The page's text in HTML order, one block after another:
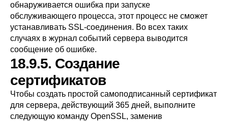
обнаруживается ошибка при запуске
обслуживающего процесса, этот процесс не сможет
устанавливать SSL-соединения. Во всех таких
случаях в журнал событий сервера выводится
сообщение об ошибке.
18.9.5. Создание
сертификатов
Чтобы создать простой самоподписанный сертификат
для сервера, действующий 365 дней, выполните
следующую команду OpenSSL, заменив